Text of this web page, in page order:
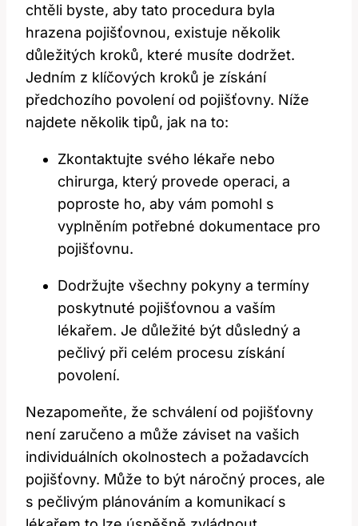
chtěli byste, aby tato procedura byla
hrazena pojišťovnou, existuje několik
důležitých kroků, které musíte dodržet.
Jedním z klíčových kroků je získání
předchozího povolení od pojišťovny. Níže
najdete několik tipů, jak na to:
Zkontaktujte svého lékaře nebo
chirurga, který provede operaci, a
poproste ho, aby vám pomohl s
vyplněním potřebné dokumentace pro
pojišťovnu.
Dodržujte všechny pokyny a termíny
poskytnuté pojišťovnou a vaším
lékařem. Je důležité být důsledný a
pečlivý při celém procesu získání
povolení.
Nezapomeňte, že schválení od pojišťovny
není zaručeno a může záviset na vašich
individuálních okolnostech a požadavcích
pojišťovny. Může to být náročný proces, ale
s pečlivým plánováním a komunikací s